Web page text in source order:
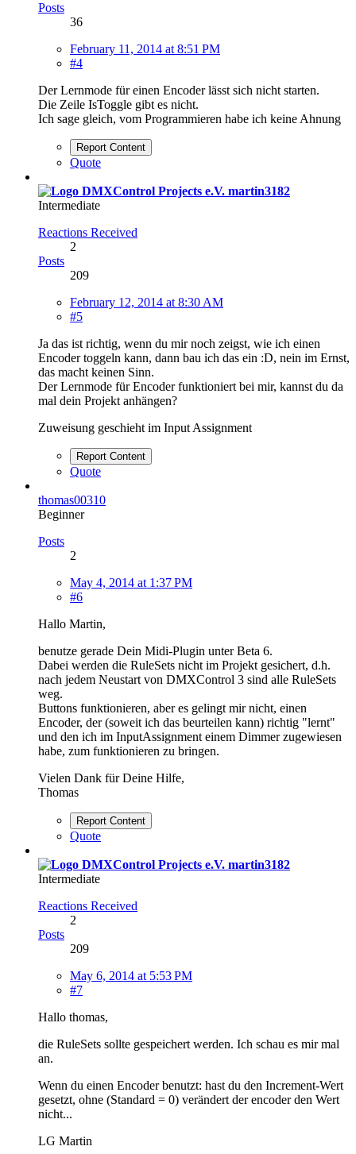
Posts
36
February 11, 2014 at 8:51 PM
#4
Der Lernmode für einen Encoder lässt sich nicht starten.
Die Zeile IsToggle gibt es nicht.
Ich sage gleich, vom Programmieren habe ich keine Ahnung
Report Content
Quote
martin3182
Intermediate
Reactions Received
2
Posts
209
February 12, 2014 at 8:30 AM
#5
Ja das ist richtig, wenn du mir noch zeigst, wie ich einen
Encoder toggeln kann, dann bau ich das ein :D, nein im Ernst,
das macht keinen Sinn.
Der Lernmode für Encoder funktioniert bei mir, kannst du da
mal dein Projekt anhängen?
Zuweisung geschieht im Input Assignment
Report Content
Quote
thomas00310
Beginner
Posts
2
May 4, 2014 at 1:37 PM
#6
Hallo Martin,
benutze gerade Dein Midi-Plugin unter Beta 6.
Dabei werden die RuleSets nicht im Projekt gesichert, d.h.
nach jedem Neustart von DMXControl 3 sind alle RuleSets
weg.
Buttons funktionieren, aber es gelingt mir nicht, einen
Encoder, der (soweit ich das beurteilen kann) richtig "lernt"
und den ich im InputAssignment einem Dimmer zugewiesen
habe, zum funktionieren zu bringen.
Vielen Dank für Deine Hilfe,
Thomas
Report Content
Quote
martin3182
Intermediate
Reactions Received
2
Posts
209
May 6, 2014 at 5:53 PM
#7
Hallo thomas,
die RuleSets sollte gespeichert werden. Ich schau es mir mal
an.
Wenn du einen Encoder benutzt: hast du den Increment-Wert
gesetzt, ohne (Standard = 0) verändert der encoder den Wert
nicht...
LG Martin